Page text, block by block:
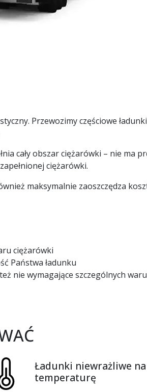
Przewozimy częściowe
cały obszar ciężarówki – nie ma
ciężarówki.
maksymalnie zaoszczędza
ciężarówki
Państwa ładunku
nie wymagające szczególnych
Ładunki niewrażliwe na
temperaturę